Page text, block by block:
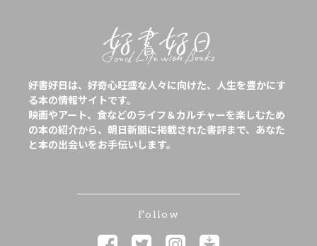
好書好日は、好奇心旺盛な人々に向けた、人生を豊かにす
る本の情報サイトです。
映画やアート、食などのライフ＆カルチャーを楽しむため
の本の紹介から、朝日新聞に掲載された書評まで、あなた
と本の出会いをお手伝いします。
Follow